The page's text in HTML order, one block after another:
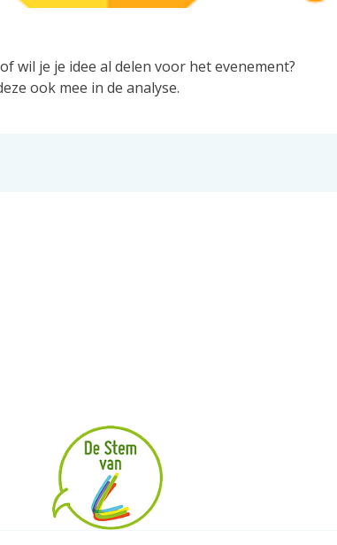
wil je je idee al delen voor het evenement?
ook mee in de analyse.